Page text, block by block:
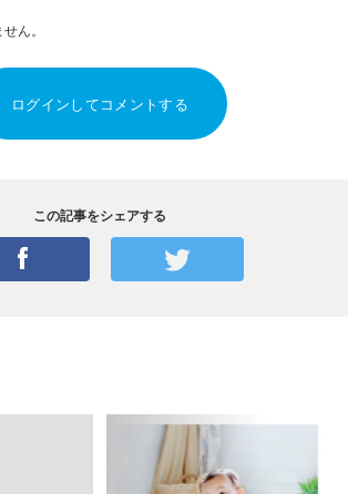
ん。
ログインしてコメントする
この記事をシェアする